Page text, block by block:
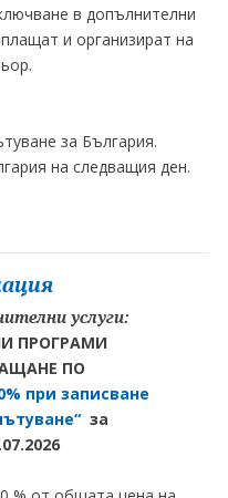
в допълнителни
и организират на
за България.
на следващия ден.
услуги:
ПРОГРАМИ
ПО
при записване
за